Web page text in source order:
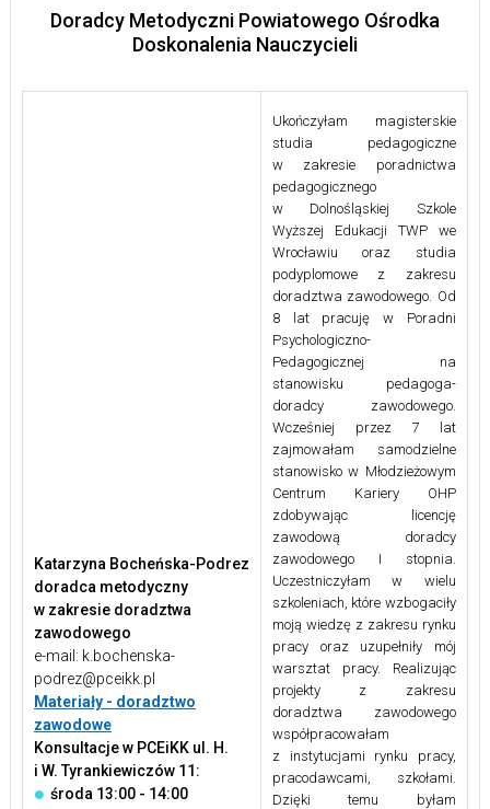
Doradcy Metodyczni Powiatowego Ośrodka
Doskonalenia Nauczycieli
Katarzyna Bocheńska-Podrez
doradca metodyczny
w zakresie doradztwa
zawodowego
e-mail: k.bochenska-
podrez@pceikk.pl
Materiały - doradztwo
zawodowe
Konsultacje w PCEiKK ul. H.
i W. Tyrankiewiczów 11:
środa 13:00 - 14:00
Ukończyłam magisterskie
studia pedagogiczne
w zakresie poradnictwa
pedagogicznego
w Dolnośląskiej Szkole
Wyższej Edukacji TWP we
Wrocławiu oraz studia
podyplomowe z zakresu
doradztwa zawodowego. Od
8 lat pracuję w Poradni
Psychologiczno-
Pedagogicznej na
stanowisku pedagoga-
doradcy zawodowego.
Wcześniej przez 7 lat
zajmowałam samodzielne
stanowisko w Młodzieżowym
Centrum Kariery OHP
zdobywając licencję
zawodową doradcy
zawodowego I stopnia.
Uczestniczyłam w wielu
szkoleniach, które wzbogaciły
moją wiedzę z zakresu rynku
pracy oraz uzupełniły mój
warsztat pracy. Realizując
projekty z zakresu
doradztwa zawodowego
współpracowałam
z instytucjami rynku pracy,
pracodawcami, szkołami.
Dzięki temu byłam